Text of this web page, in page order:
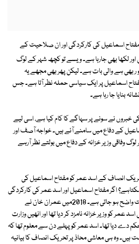
اسماعیل کی کارکردگی اور ان صلاحیت کے
لکھا بھی جارہا ہے۔ ویسے تو کچھ شہر کے لوگ
ر بھی ہے والی بات ہے۔ لیکن پھر بھی مجھے یہ
اسماعیل پر ایک سیاسی حملہ نظر آتا ہے۔ جس
بنایا جا رہا ہے۔
خبروں نے سونے پر سہاگے کا کام کیا ہے، اسی لیے
کے دفاع میں سامنے آئے ہیں۔ خواجہ آصف اور
وفاقی وزیر خزانہ کے دفاع میں بولتے نظر آرہے
انصاف کے اسد عمر کو مفتاح اسماعیل کی
اگر مفتاح اسماعیل اور اسد عمر کی کارکردگی
کا تقابلی جائزہ لیا جائے تو حقیقت واضح ہو جاتی ہے۔ 2018میں عمران خان نے
کو وزیر خزانہ نامزد کر دیا تھا اور انھیں وزارت
دے دیا تھا۔ اسد عمر کو پہلے دن سے معلوم تھا کہ
وہ ہی معاشی محاذ پر تحریک انصاف کا بیانیہ